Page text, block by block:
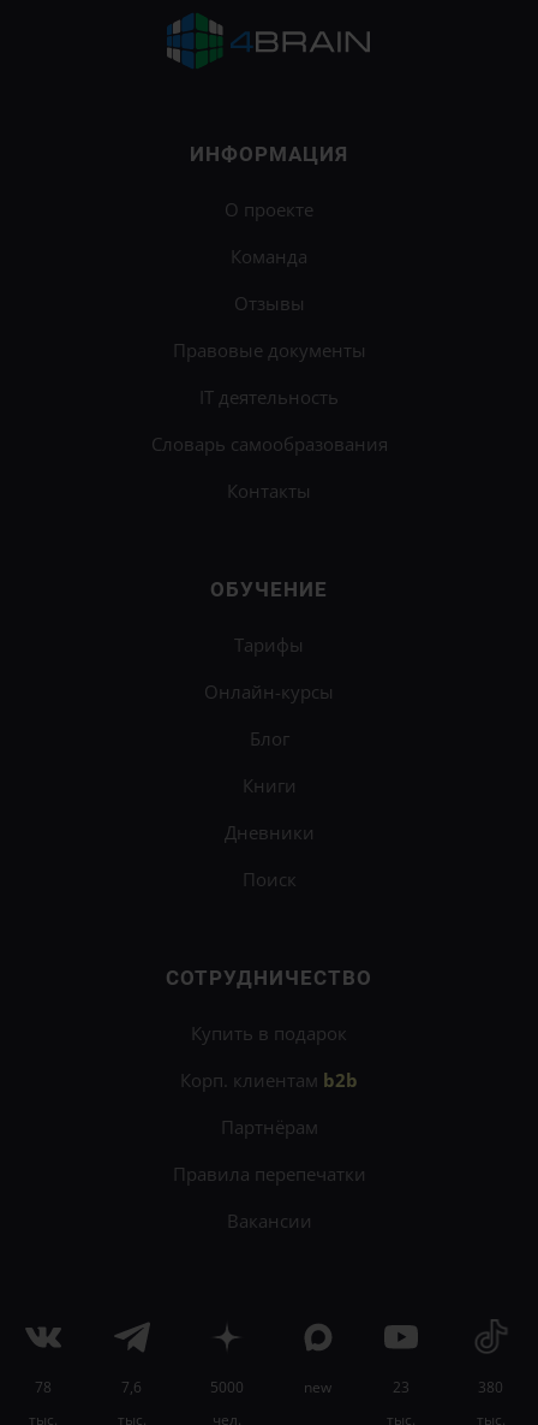
ИНФОРМАЦИЯ
О проекте
Команда
Отзывы
Правовые документы
IT деятельность
Словарь самообразования
Контакты
ОБУЧЕНИЕ
Тарифы
Онлайн-курсы
Блог
Книги
Дневники
Поиск
СОТРУДНИЧЕСТВО
Купить в подарок
Корп. клиентам b2b
Партнёрам
Правила перепечатки
Вакансии
78
тыс.
7,6
тыс.
5000
чел.
new
23
тыс.
380
тыс.